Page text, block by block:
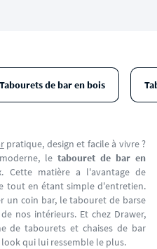
Tabourets de bar en bois
pratique, design et facile à vivre ?
le tabouret de bar en
Cette matière a l'avantage de
tout en étant simple d'entretien.
un coin bar, le tabouret de barse
nos intérieurs. Et chez Drawer,
de tabourets et chaises de bar
qui lui ressemble le plus.